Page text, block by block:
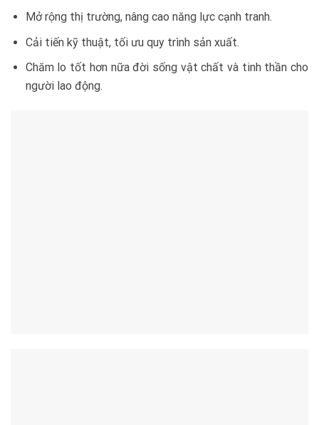
Mở rộng thị trường, nâng cao năng lực cạnh tranh.
Cải tiến kỹ thuật, tối ưu quy trình sản xuất.
Chăm lo tốt hơn nữa đời sống vật chất và tinh thần cho
người lao động.